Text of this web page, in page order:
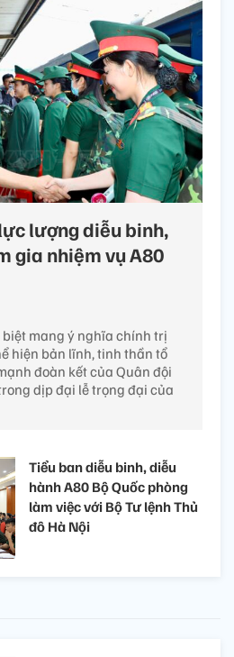
lượng diễu binh,
gia nhiệm vụ A80
mang ý nghĩa chính trị
hiện bản lĩnh, tinh thần tổ
đoàn kết của Quân đội
dịp đại lễ trọng đại của
Tiểu ban diễu binh, diễu
hành A80 Bộ Quốc phòng
làm việc với Bộ Tư lệnh Thủ
đô Hà Nội